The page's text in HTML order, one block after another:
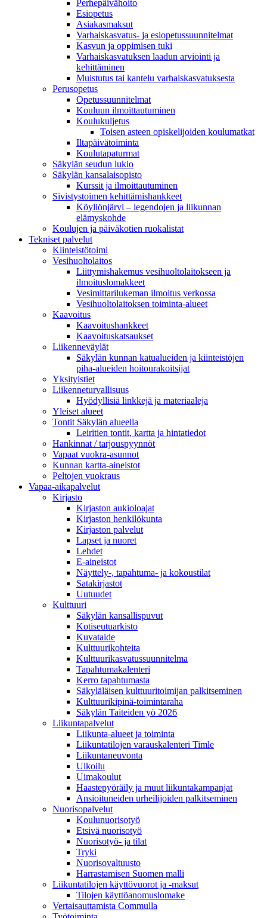
Perhepäivähoito
Esiopetus
Asiakasmaksut
Varhaiskasvatus- ja esiopetussuunnitelmat
Kasvun ja oppimisen tuki
Varhaiskasvatuksen laadun arviointi ja
kehittäminen
Muistutus tai kantelu varhaiskasvatuksesta
Perusopetus
Opetussuunnitelmat
Kouluun ilmoittautuminen
Koulukuljetus
Toisen asteen opiskelijoiden koulumatkat
Iltapäivätoiminta
Koulutapaturmat
Säkylän seudun lukio
Säkylän kansalaisopisto
Kurssit ja ilmoittautuminen
Sivistystoimen kehittämishankkeet
Köyliönjärvi – legendojen ja liikunnan
elämyskohde
Koulujen ja päiväkotien ruokalistat
Tekniset palvelut
Kiinteistötoimi
Vesihuoltolaitos
Liittymishakemus vesihuoltolaitokseen ja
ilmoituslomakkeet
Vesimittarilukeman ilmoitus verkossa
Vesihuoltolaitoksen toiminta-alueet
Kaavoitus
Kaavoitushankkeet
Kaavoituskatsaukset
Liikenneväylät
Säkylän kunnan katualueiden ja kiinteistöjen
piha-alueiden hoitourakoitsijat
Yksityistiet
Liikenneturvallisuus
Hyödyllisiä linkkejä ja materiaaleja
Yleiset alueet
Tontit Säkylän alueella
Leiritien tontit, kartta ja hintatiedot
Hankinnat / tarjouspyynnöt
Vapaat vuokra-asunnot
Kunnan kartta-aineistot
Peltojen vuokraus
Vapaa-aika­palvelut
Kirjasto
Kirjaston aukioloajat
Kirjaston henkilökunta
Kirjaston palvelut
Lapset ja nuoret
Lehdet
E-aineistot
Näyttely-, tapahtuma- ja kokoustilat
Satakirjastot
Uutuudet
Kulttuuri
Säkylän kansallispuvut
Kotiseutuarkisto
Kuvataide
Kulttuurikohteita
Kulttuurikasvatussuunnitelma
Tapahtumakalenteri
Kerro tapahtumasta
Säkyläläisen kulttuuritoimijan palkitseminen
Kulttuurikipinä-toimintaraha
Säkylän Taiteiden yö 2026
Liikuntapalvelut
Liikunta-alueet ja toiminta
Liikuntatilojen varauskalenteri Timle
Liikuntaneuvonta
Ulkoilu
Uimakoulut
Haastepyöräily ja muut liikuntakampanjat
Ansioituneiden urheilijoiden palkitseminen
Nuorisopalvelut
Koulunuorisotyö
Etsivä nuorisotyö
Nuorisotyö- ja tilat
Tryki
Nuorisovaltuusto
Harrastamisen Suomen malli
Liikuntatilojen käyttövuorot ja -maksut
Tilojen käyttöanomuslomake
Vertaisauttamista Commulla